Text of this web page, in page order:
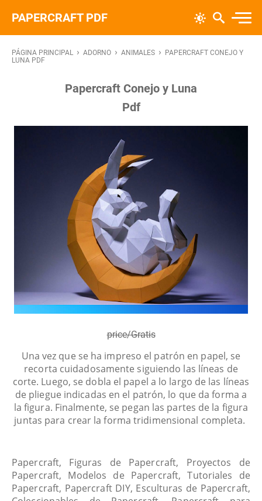
PAPERCRAFT PDF
PÁGINA PRINCIPAL › ADORNO › ANIMALES ›
PAPERCRAFT CONEJO Y
LUNA PDF
Papercraft Conejo y Luna
Pdf
price/Gratis
Una vez que se ha impreso el patrón en papel, se
recorta cuidadosamente siguiendo las líneas de
corte. Luego, se dobla el papel a lo largo de las líneas
de pliegue indicadas en el patrón, lo que da forma a
la figura. Finalmente, se pegan las partes de la figura
juntas para crear la forma tridimensional completa.
Papercraft, Figuras de Papercraft, Proyectos de
Papercraft, Modelos de Papercraft, Tutoriales de
Papercraft, Papercraft DIY, Esculturas de Papercraft,